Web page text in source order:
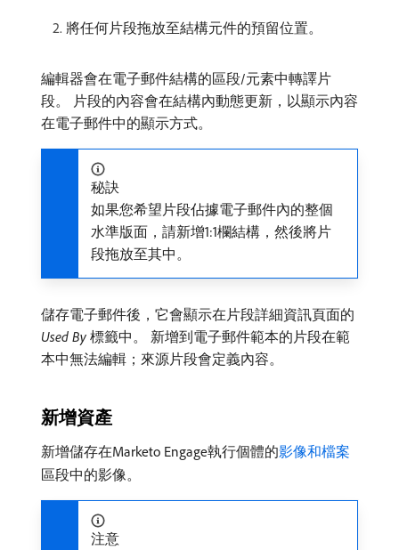
將任何片段拖放至結構元件的預留位置。
編輯器會在電子郵件結構的區段/元素中轉譯片
段。 片段的內容會在結構內動態更新，以顯示內容
在電子郵件中的顯示方式。
秘訣
如果您希望片段佔據電子郵件內的整個
水準版面，請新增1:1欄結構，然後將片
段拖放至其中。
儲存電子郵件後，它會顯示在片段詳細資訊頁面的​
Used By ​標籤中。 新增到電子郵件範本的片段在範
本中無法編輯；來源片段會定義內容。
新增資產
新增儲存在Marketo Engage執行個體的影像和檔案
區段中的影像。
注意